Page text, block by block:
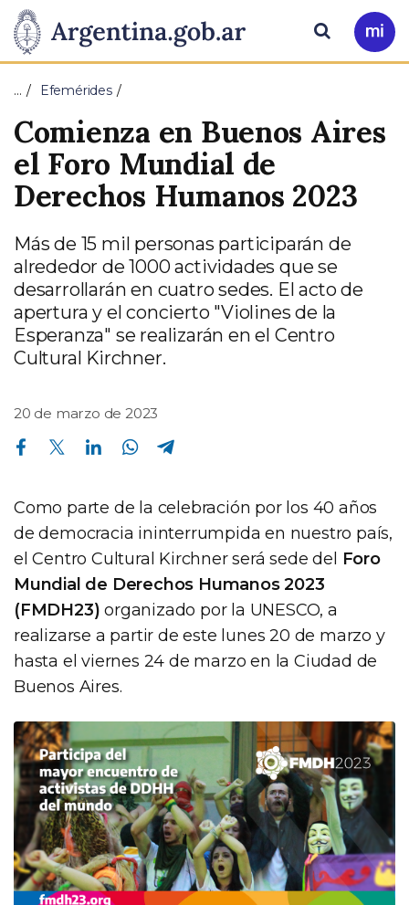
Presidencia
de
la
Nación
Pasar al contenido principal
Ir
a
Buscar
… Efemérides
Comienza en Buenos Aires
el Foro Mundial de
Derechos Humanos 2023
Más de 15 mil personas participarán de
alrededor de 1000 actividades que se
desarrollarán en cuatro sedes. El acto de
apertura y el concierto "Violines de la
Esperanza" se realizarán en el Centro
Cultural Kirchner.
20 de marzo de 2023
Compartir en Facebook Compartir en Twitter Compartir en Linkedin Compartir en Whatsapp
Como parte de la celebración por los 40 años
de democracia ininterrumpida en nuestro país,
el Centro Cultural Kirchner será sede del Foro
Mundial de Derechos Humanos 2023
(FMDH23) organizado por la UNESCO, a
realizarse a partir de este lunes 20 de marzo y
hasta el viernes 24 de marzo en la Ciudad de
Buenos Aires.